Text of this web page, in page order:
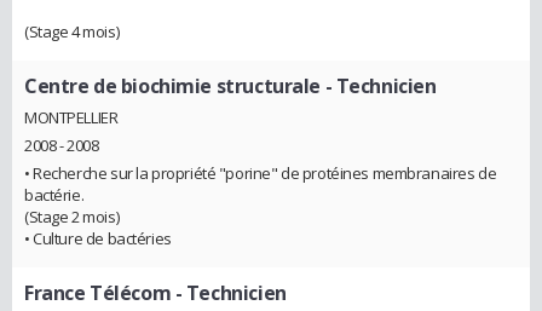
(Stage 4 mois)
Centre de biochimie structurale - Technicien
MONTPELLIER
2008 - 2008
• Recherche sur la propriété "porine" de protéines membranaires de
bactérie.
(Stage 2 mois)
• Culture de bactéries
France Télécom - Technicien